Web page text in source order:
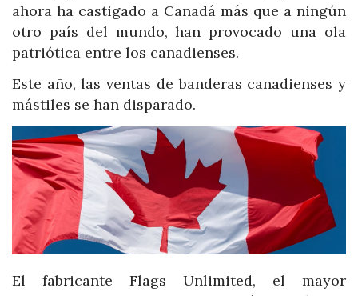
ahora ha castigado a Canadá más que a ningún
otro país del mundo, han provocado una ola
patriótica entre los canadienses.
Este año, las ventas de banderas canadienses y
mástiles se han disparado.
El fabricante Flags Unlimited, el mayor